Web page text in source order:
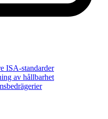
ISA-standarder
av hållbarhet